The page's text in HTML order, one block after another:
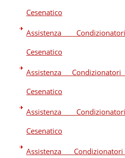
Cesenatico
Assistenza
Cesenatico
Assistenza Condizionatori
Cesenatico
Assistenza
Cesenatico
Assistenza